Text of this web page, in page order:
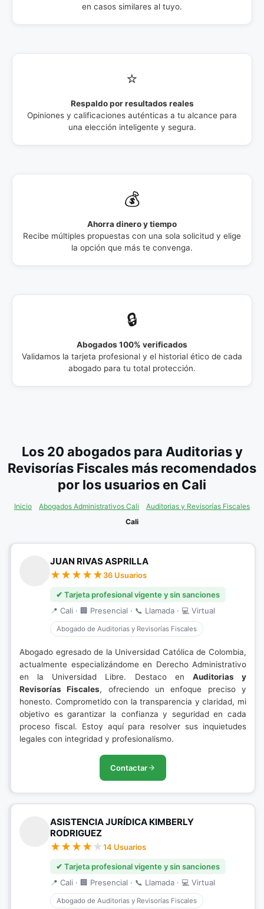
en casos similares al tuyo.
⭐
Respaldo por resultados reales
Opiniones y calificaciones auténticas a tu alcance para
una elección inteligente y segura.
💰
Ahorra dinero y tiempo
Recibe múltiples propuestas con una sola solicitud y elige
la opción que más te convenga.
🔒
Abogados 100% verificados
Validamos la tarjeta profesional y el historial ético de cada
abogado para tu total protección.
Los 20 abogados para Auditorias y
Revisorías Fiscales más recomendados
por los usuarios en Cali
Inicio Abogados Administrativos Cali
Auditorias y Revisorías Fiscales
Cali
JUAN RIVAS ASPRILLA
36 Usuarios
✔ Tarjeta profesional vigente y sin sanciones
📍 Cali · 🏢 Presencial · 📞 Llamada · 💻 Virtual
Abogado de Auditorias y Revisorías Fiscales
Abogado egresado de la Universidad Católica de Colombia,
actualmente especializándome en Derecho Administrativo
en la Universidad Libre. Destaco en Auditorias y
Revisorías Fiscales, ofreciendo un enfoque preciso y
honesto. Comprometido con la transparencia y claridad, mi
objetivo es garantizar la confianza y seguridad en cada
proceso fiscal. Estoy aquí para resolver sus inquietudes
legales con integridad y profesionalismo.
Contactar
ASISTENCIA JURÍDICA KIMBERLY
RODRIGUEZ
14 Usuarios
✔ Tarjeta profesional vigente y sin sanciones
📍 Cali · 🏢 Presencial · 📞 Llamada · 💻 Virtual
Abogado de Auditorias y Revisorías Fiscales